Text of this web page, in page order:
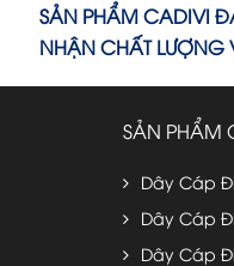
SẢN PHẨM CADIVI
NHẬN CHẤT LƯỢNG
SẢN PHẨM
Dây Cáp
Dây Cáp
Dây Cáp